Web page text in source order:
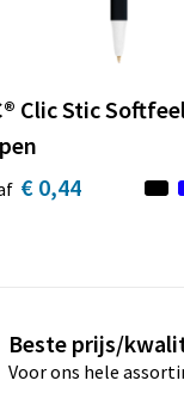
Clic Stic
€ 0,44
Beste prijs/
Voor ons hele